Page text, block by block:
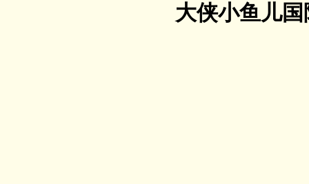
大侠小鱼儿